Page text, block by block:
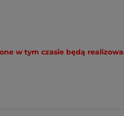
w tym czasie będą